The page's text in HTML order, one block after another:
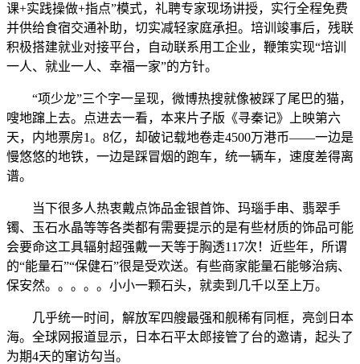
课+实践操做+指点”模式，礼聘专家现场讲授，实行全程免费
并供给食宿交通补助，切实减轻家庭承担。培训竣事后，残联
积极搭建就业对接平台，自动联系用工企业，鞭策实现“培训
一人、就业一人、幸福一家”的方针。
“项少龙”三个字一呈现，微博热搜就像被踩了尾巴的猫，
嗖地蹿上去。点进去一看，本来片子版《寻秦记》上映第六
天，内地票房1。8亿，却破记载地卷走4500万港币——一边是
慢悠悠的地铁，一边是踩冒烟的跑车，统一辆车，速度差得离
谱。
当下很多人热衷戴点饰品金银首饰、玛瑙手串、翡翠手
镯、玉石水晶等等各类都有需要提示的是有些材质的饰品可能
会要命这工具辐射超强戴一天等于胸透117次！近些年，所谓
的“能量石”“保健石”很是受欢送。有些商家能量石能够治病、
保安然。。。。。小小一颗石头，就卖到几千以至上万。
几乎统一时间，解放军四艘最强和舰稀有同框，亮剑日本
海。全球网报道显示，日本石平太郎接管了台的邀请，起头了
为期4天的窜访勾当。